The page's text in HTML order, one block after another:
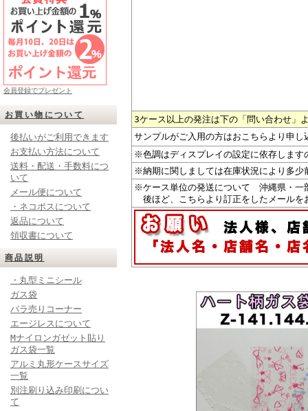
会員登録でプレゼント
お買い物について
後払いがご利用できます
お支払い方法について
送料・配送・手数料につ
いて
メール便について
・ネコポスについて
返品について
領収書について
商品説明
・丸型ミニシール
ガス袋
バラ売りコーナー
エージレスについて
Mナイロンガゼット貼り
ガス袋一覧
アルミ丸形ケースサイズ
一覧
別注刷り込み印刷につい
て
3ケース以上の発注は下の「問い合わせ」
サンプルがご入用の方はおこちらより申し
※色調はディスプレイの設定に依存しま
※納期に関しましては在庫状況により多少
※ケース単位の発送について 沖縄県・一
後ほど、こちらより訂正をしたメールを